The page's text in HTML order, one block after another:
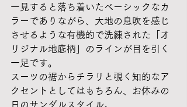
一見すると落ち着いたベーシックなカ
ラーでありながら、大地の息吹を感じ
させるような有機的で洗練された「オ
リジナル地底柄」のラインが目を引く
一足です。
スーツの裾からチラリと覗く知的なア
クセントとしてはもちろん、お休みの
日のサンダルスタイル。